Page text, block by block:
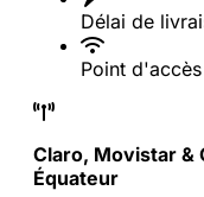
Délai de
Point d'accès
Claro, Movistar &
Équateur